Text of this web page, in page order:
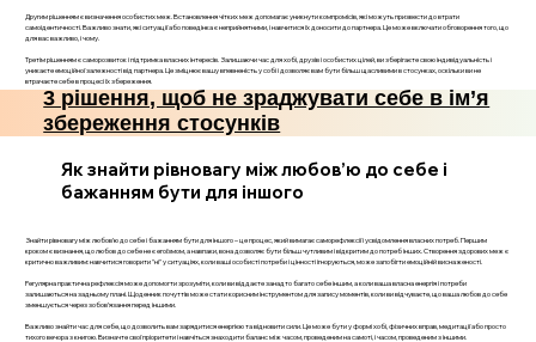
Другим рішенням є визначення особистих меж. Встановлення чітких меж допомагає уникнути компромісів, які можуть призвести до втрати
самоідентичності. Важливо знати, які ситуації або поведінка є неприйнятними, і навчитися їх доносити до партнера. Це може включати обговорення того, що
для вас важливо, і чому.
Третім рішенням є саморозвиток і підтримка власних інтересів. Залишаючи час для хобі, друзів і особистих цілей, ви зберігаєте свою індивідуальність і
уникаєте емоційної залежності від партнера. Це зміцнює вашу впевненість у собі і дозволяє вам бути більш щасливими в стосунках, оскільки ви не
втрачаєте себе в процесі їх збереження.
3 рішення, щоб не зраджувати себе в ім’я
збереження стосунків
Як знайти рівновагу між любов’ю до себе і
бажанням бути для іншого
Знайти рівновагу між любов’ю до себе і бажанням бути для іншого – це процес, який вимагає саморефлексії і усвідомлення власних потреб. Першим
кроком є визнання, що любов до себе не є егоїзмом, а навпаки, вона дозволяє бути більш чутливим і відкритим до потреб інших. Створення здорових меж є
критично важливим: навчитися говорити "ні" у ситуаціях, коли ваші особисті потреби і цінності ігноруються, може запобігти емоційній виснаженості.
Регулярна практична рефлексія може допомогти зрозуміти, коли ви віддаєте занадто багато себе іншим, а коли ваша власна енергія і потреби
залишаються на задньому плані. Щоденник почуттів може стати корисним інструментом для запису моментів, коли ви відчуваєте, що ваша любов до себе
зменшується через зобов’язання перед іншими.
Важливо знайти час для себе, що дозволить вам зарядитися енергією та відновити сили. Це може бути у формі хобі, фізичних вправ, медитації або просто
тихого вечора з книгою. Визначте свої пріоритети і навчіться знаходити баланс між часом, проведеним на самоті, і часом, проведеним з іншими.